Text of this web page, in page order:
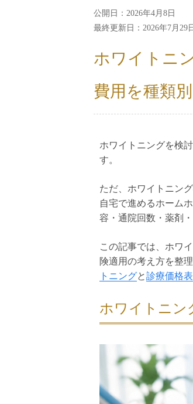
公開日：2026年4月8日
最終更新日：2026年7月29
ホワイトニ
費用を種類
ホワイトニングを検
す。
ただ、ホワイトニン
自宅で進めるホーム
容・通院回数・薬剤
この記事では、ホワ
険適用の考え方を整
トニングと診療価格表
ホワイトニン